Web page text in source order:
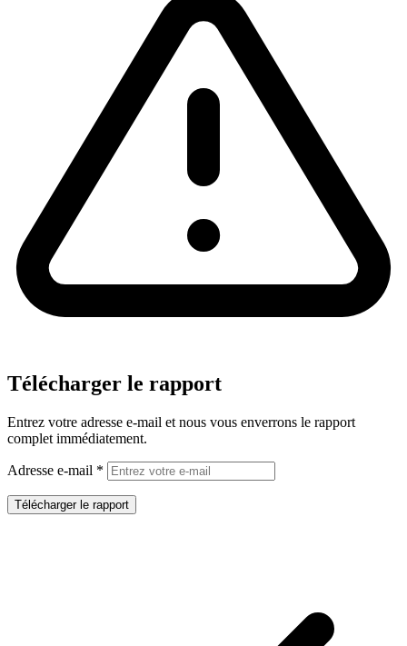
Télécharger le rapport
Entrez votre adresse e-mail et nous vous enverrons le rapport
complet immédiatement.
Adresse e-mail *
Télécharger le rapport